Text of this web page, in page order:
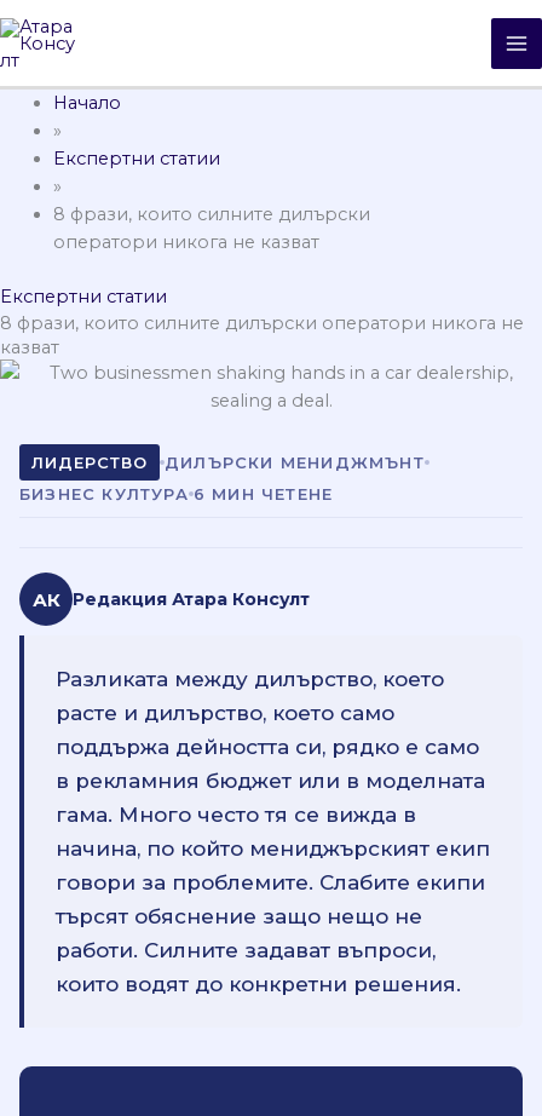
to
content
Началo
»
Експертни статии
»
8 фрази, които силните дилърски
оператори никога не казват
Експертни статии
8 фрази, които силните дилърски оператори никога не
казват
ЛИДЕРСТВО
ДИЛЪРСКИ МЕНИДЖМЪНТ
БИЗНЕС КУЛТУРА 6 МИН ЧЕТЕНЕ
АК Редакция Атара Консулт
Разликата между дилърство, което
расте и дилърство, което само
поддържа дейността си, рядко е само
в рекламния бюджет или в моделната
гама. Много често тя се вижда в
начина, по който мениджърският екип
говори за проблемите. Слабите екипи
търсят обяснение защо нещо не
работи. Силните задават въпроси,
които водят до конкретни решения.